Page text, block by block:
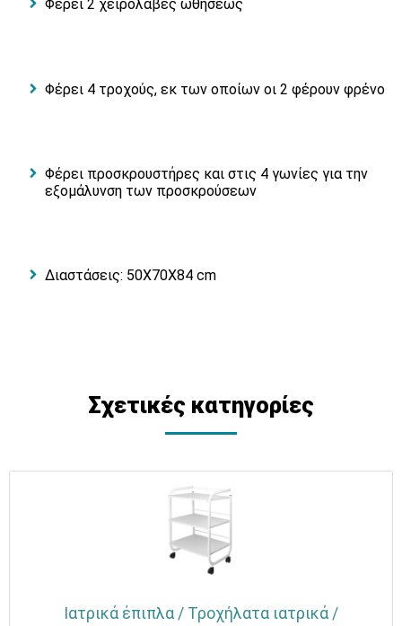
Φέρει 2 χειρολαβές ωθήσεως
Φέρει 4 τροχούς, εκ των οποίων οι 2 φέρουν φρένο
Φέρει προσκρουστήρες και στις 4 γωνίες για την
εξομάλυνση των προσκρούσεων
Διαστάσεις: 50Χ70Χ84 cm
Σχετικές κατηγορίες
Ιατρικά έπιπλα / Τροχήλατα ιατρικά /